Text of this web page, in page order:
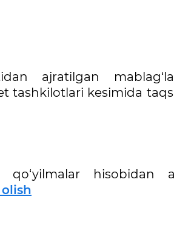
ajratilgan
tashkilotlari kesimida
hisobidan